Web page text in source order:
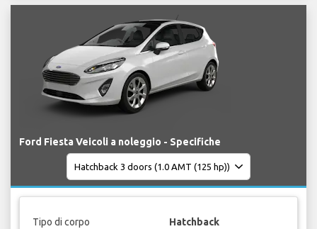
Ford Fiesta Veicoli a noleggio - Specifiche
Tipo di corpo Hatchback